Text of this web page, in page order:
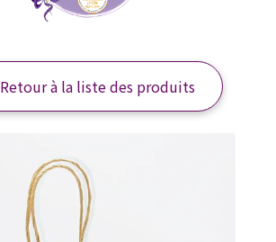
Retour à la liste des produits